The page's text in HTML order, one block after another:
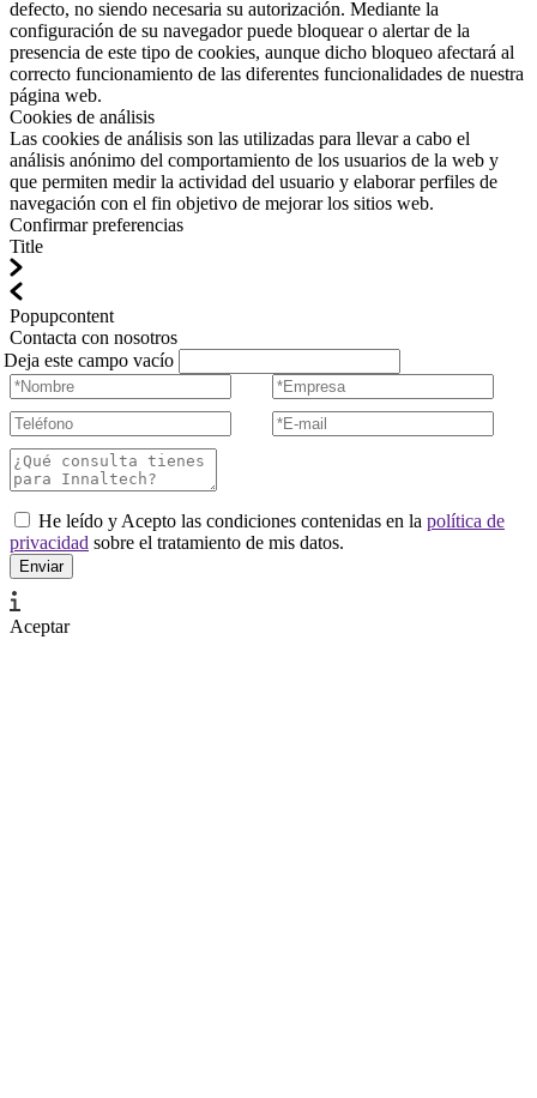
defecto, no siendo necesaria su autorización. Mediante la
configuración de su navegador puede bloquear o alertar de la
presencia de este tipo de cookies, aunque dicho bloqueo afectará al
correcto funcionamiento de las diferentes funcionalidades de nuestra
página web.
Cookies de análisis
Las cookies de análisis son las utilizadas para llevar a cabo el
análisis anónimo del comportamiento de los usuarios de la web y
que permiten medir la actividad del usuario y elaborar perfiles de
navegación con el fin objetivo de mejorar los sitios web.
Confirmar preferencias
Title
Popupcontent
Contacta con nosotros
Deja este campo vacío
He leído y Acepto las condiciones contenidas en la política de
privacidad sobre el tratamiento de mis datos.
Aceptar